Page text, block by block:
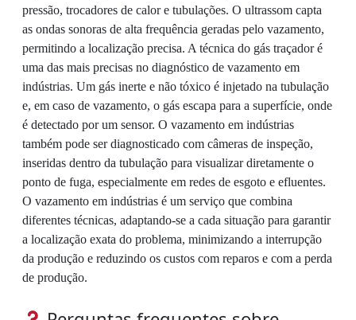
pressão, trocadores de calor e tubulações. O ultrassom capta
as ondas sonoras de alta frequência geradas pelo vazamento,
permitindo a localização precisa. A técnica do gás traçador é
uma das mais precisas no diagnóstico de vazamento em
indústrias. Um gás inerte e não tóxico é injetado na tubulação
e, em caso de vazamento, o gás escapa para a superfície, onde
é detectado por um sensor. O vazamento em indústrias
também pode ser diagnosticado com câmeras de inspeção,
inseridas dentro da tubulação para visualizar diretamente o
ponto de fuga, especialmente em redes de esgoto e efluentes.
O vazamento em indústrias é um serviço que combina
diferentes técnicas, adaptando-se a cada situação para garantir
a localização exata do problema, minimizando a interrupção
da produção e reduzindo os custos com reparos e com a perda
de produção.